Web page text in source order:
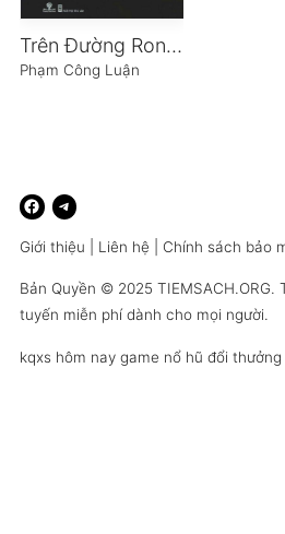
Trên Đường Rong Ruổi
Phạm Công Luận
Giới thiệu Liên hệ Chính sách bảo
Bản Quyền © 2025 TIEMSACH.ORG.
tuyến miễn phí dành cho mọi người.
kqxs hôm nay game nổ hũ đổi thưởng